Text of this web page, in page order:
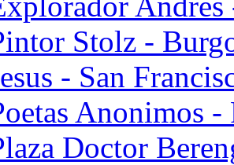
Stolz -
- San
Anonimos
Doctor